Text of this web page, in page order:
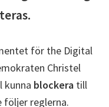
för the Digital
Christel
kunna blockera till
reglerna.